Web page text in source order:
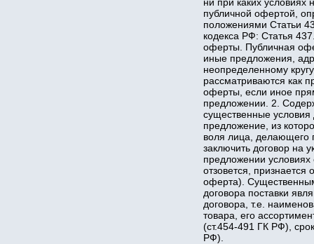
публичной офертой,
положениями Статьи
кодекса РФ: Статья
оферты. Публичная
иные предложения,
неопределенному
рассматриваются как
оферты, если иное
предложении. 2.
существенные условия
предложение, из
воля лица, делающего
заключить договор на
предложении
отзовется,
оферта).
договора поставки
договора, т.е.
товара, его
(ст.454-491 ГК РФ),
РФ).